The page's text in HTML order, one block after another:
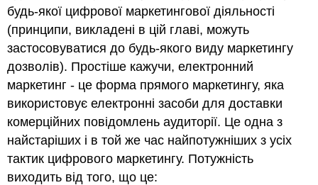
будь-якої цифрової маркетингової діяльності
(принципи, викладені в цій главі, можуть
застосовуватися до будь-якого виду маркетингу
дозволів). Простіше кажучи, електронний
маркетинг - це форма прямого маркетингу, яка
використовує електронні засоби для доставки
комерційних повідомлень аудиторії. Це одна з
найстаріших і в той же час найпотужніших з усіх
тактик цифрового маркетингу. Потужність
виходить від того, що це: